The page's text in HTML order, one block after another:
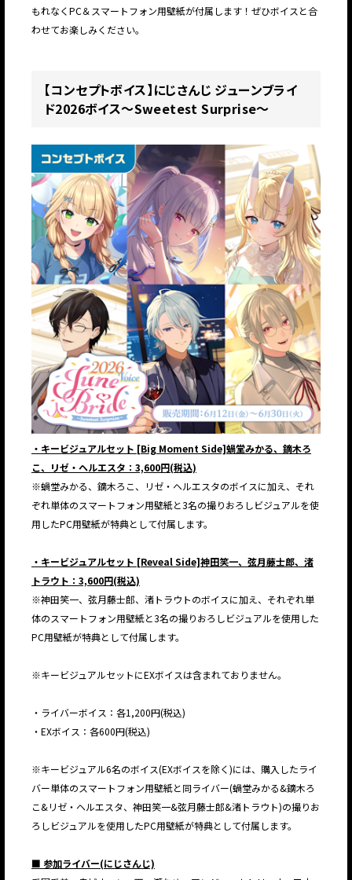
もれなくPC＆スマートフォン用壁紙が付属します！ぜひボイスと合
わせてお楽しみください。
【コンセプトボイス】にじさんじ ジューンブライ
ド2026ボイス～Sweetest Surprise～
・キービジュアルセット [Big Moment Side]蝸堂みかる、鏑木ろ
こ、リゼ・ヘルエスタ：3,600円(税込)
※蝸堂みかる、鏑木ろこ、リゼ・ヘルエスタのボイスに加え、それ
ぞれ単体のスマートフォン用壁紙と3名の撮りおろしビジュアルを使
用したPC用壁紙が特典として付属します。
・キービジュアルセット [Reveal Side]神田笑一、弦月藤士郎、渚
トラウト：3,600円(税込)
※神田笑一、弦月藤士郎、渚トラウトのボイスに加え、それぞれ単
体のスマートフォン用壁紙と3名の撮りおろしビジュアルを使用した
PC用壁紙が特典として付属します。
※キービジュアルセットにEXボイスは含まれておりません。
・ライバーボイス：各1,200円(税込)
・EXボイス：各600円(税込)
※キービジュアル6名のボイス(EXボイスを除く)には、購入したライ
バー単体のスマートフォン用壁紙と同ライバー(蝸堂みかる&鏑木ろ
こ&リゼ・ヘルエスタ、神田笑一&弦月藤士郎&渚トラウト)の撮りお
ろしビジュアルを使用したPC用壁紙が特典として付属します。
■ 参加ライバー(にじさんじ)